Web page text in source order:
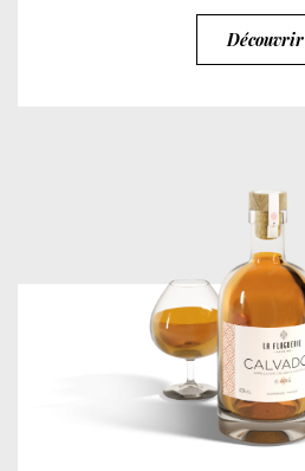
Découvrir